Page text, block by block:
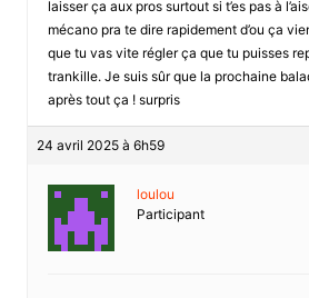
laisser ça aux pros surtout si t’es pas à
mécano pra te dire rapidement d’ou ça
que tu vas vite régler ça que tu puisses
trankille. Je suis sûr que la prochaine
après tout ça ! surpris
24 avril 2025 à 6h59
loulou
Participant